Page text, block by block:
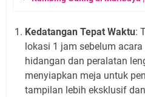
Kedatangan Tepat Waktu:
lokasi 1 jam sebelum
hidangan dan peralatan
menyiapkan meja untuk
tampilan lebih eksklusif